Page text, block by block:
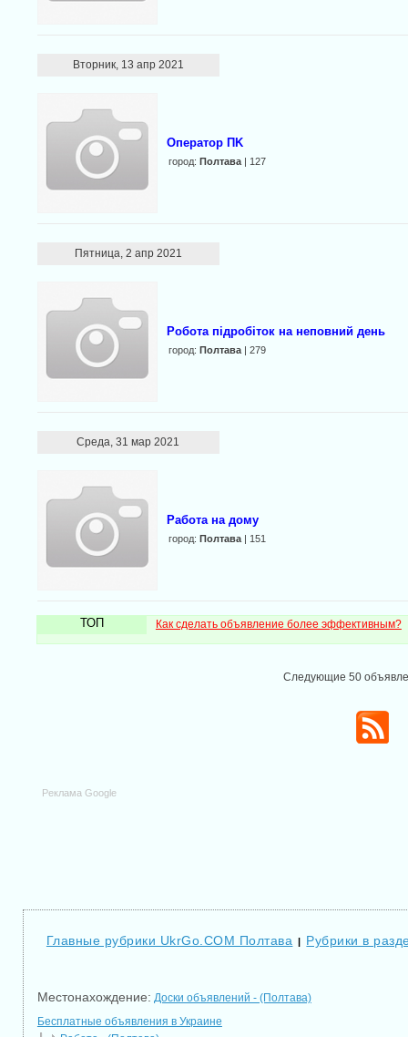
Вторник, 13 апр 2021
Оператор ПK
город: Полтава| 127
Пятница, 2 апр 2021
Робота підробіток на неповний день
город: Полтава| 279
Среда, 31 мар 2021
Работа на дому
город: Полтава| 151
ТОП Как сделать объявление более эффективным?
Следующие 50
Реклама Google
Главные рубрики UkrGo.COM Полтава | Рубрики в
Местонахождение: Доски объявлений - (Полтава)
Бесплатные объявления в Украине